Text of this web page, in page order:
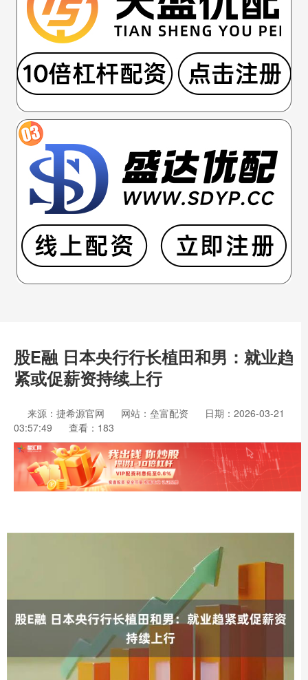
股E融 日本央行行长植田和男：就业趋
紧或促薪资持续上行
来源：捷希源官网 网站：垒富配资
日期：2026-03-21
03:57:49
查看：183